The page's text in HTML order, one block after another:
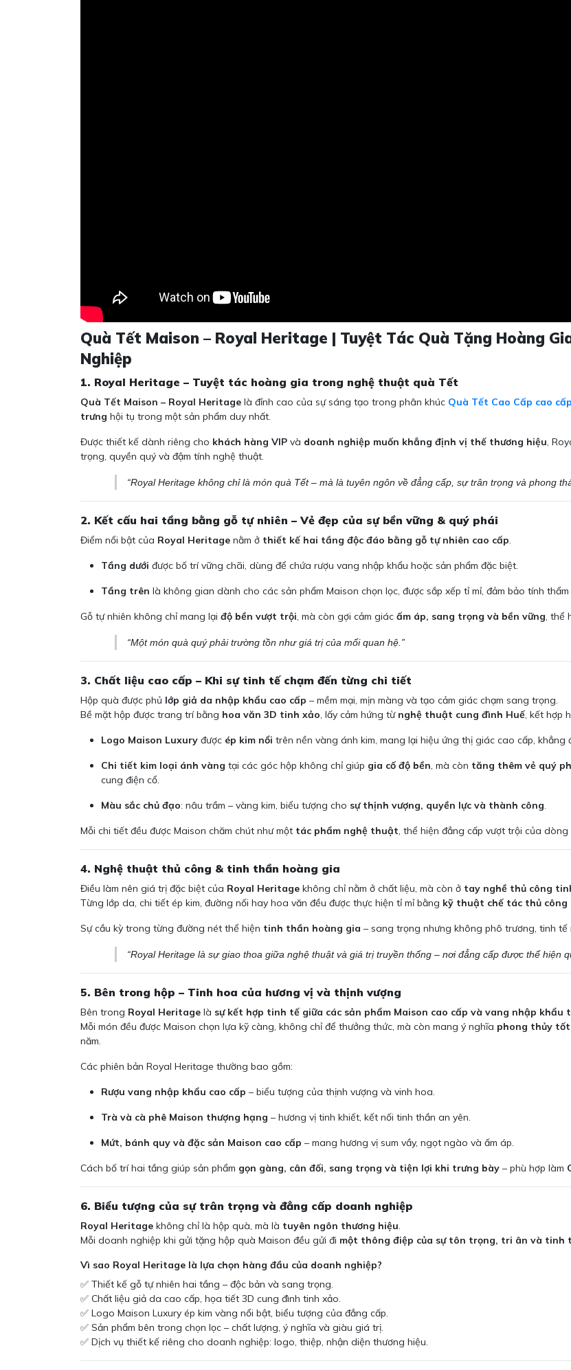
Quà Tết Maison – Royal Heritage | Tuyệt Tác Quà Tặng Hoàng
Nghiệp
1. Royal Heritage – Tuyệt tác hoàng gia trong nghệ thuật quà Tết
Quà Tết Maison – Royal Heritage là đỉnh cao của sự sáng tạo trong phân khúc Quà Tết Cao Cấp cao cấp
trưng hội tụ trong một sản phẩm duy nhất.
Được thiết kế dành riêng cho khách hàng VIP và doanh nghiệp muốn khẳng định vị thế thương hiệu,
trọng, quyền quý và đậm tính nghệ thuật.
“Royal Heritage không chỉ là món quà Tết – mà là tuyên ngôn về đẳng cấp, sự trân trọng và phong
2. Kết cấu hai tầng bằng gỗ tự nhiên – Vẻ đẹp của sự bền vững & quý phái
Điểm nổi bật của Royal Heritage nằm ở thiết kế hai tầng độc đáo bằng gỗ tự nhiên cao cấp.
Tầng dưới được bố trí vững chãi, dùng để chứa rượu vang nhập khẩu hoặc sản phẩm đặc biệt.
Tầng trên là không gian dành cho các sản phẩm Maison chọn lọc, được sắp xếp tỉ mỉ, đảm bảo tính
Gỗ tự nhiên không chỉ mang lại độ bền vượt trội, mà còn gợi cảm giác ấm áp, sang trọng và bền vững, thể
“Một món quà quý phải trường tồn như giá trị của mối quan hệ.”
3. Chất liệu cao cấp – Khi sự tinh tế chạm đến từng chi tiết
Hộp quà được phủ lớp giả da nhập khẩu cao cấp – mềm mại, mịn màng và tạo cảm giác chạm sang trọng.
Bề mặt hộp được trang trí bằng hoa văn 3D tinh xảo, lấy cảm hứng từ nghệ thuật cung đình Huế, kết hợp
Logo Maison Luxury được ép kim nổi trên nền vàng ánh kim, mang lại hiệu ứng thị giác cao cấp, khẳng
Chi tiết kim loại ánh vàng tại các góc hộp không chỉ giúp gia cố độ bền, mà còn tăng thêm vẻ quý
cung điện cổ.
Màu sắc chủ đạo: nâu trầm – vàng kim, biểu tượng cho sự thịnh vượng, quyền lực và thành công.
Mỗi chi tiết đều được Maison chăm chút như một tác phẩm nghệ thuật, thể hiện đẳng cấp vượt trội của dòng
4. Nghệ thuật thủ công & tinh thần hoàng gia
Điều làm nên giá trị đặc biệt của Royal Heritage không chỉ nằm ở chất liệu, mà còn ở tay nghề thủ công
Từng lớp da, chi tiết ép kim, đường nối hay hoa văn đều được thực hiện tỉ mỉ bằng kỹ thuật chế tác thủ công
Sự cầu kỳ trong từng đường nét thể hiện tinh thần hoàng gia – sang trọng nhưng không phô trương, tinh tế
“Royal Heritage là sự giao thoa giữa nghệ thuật và giá trị truyền thống – nơi đẳng cấp được thể hiện
5. Bên trong hộp – Tinh hoa của hương vị và thịnh vượng
Bên trong Royal Heritage là sự kết hợp tinh tế giữa các sản phẩm Maison cao cấp và vang nhập khẩu
Mỗi món đều được Maison chọn lựa kỹ càng, không chỉ để thưởng thức, mà còn mang ý nghĩa phong thủy
năm.
Các phiên bản Royal Heritage thường bao gồm:
Rượu vang nhập khẩu cao cấp – biểu tượng của thịnh vượng và vinh hoa.
Trà và cà phê Maison thượng hạng – hương vị tinh khiết, kết nối tinh thần an yên.
Mứt, bánh quy và đặc sản Maison cao cấp – mang hương vị sum vầy, ngọt ngào và ấm áp.
Cách bố trí hai tầng giúp sản phẩm gọn gàng, cân đối, sang trọng và tiện lợi khi trưng bày – phù hợp làm
6. Biểu tượng của sự trân trọng và đẳng cấp doanh nghiệp
Royal Heritage không chỉ là hộp quà, mà là tuyên ngôn thương hiệu.
Mỗi doanh nghiệp khi gửi tặng hộp quà Maison đều gửi đi một thông điệp của sự tôn trọng, tri ân và tinh
Vì sao Royal Heritage là lựa chọn hàng đầu của doanh nghiệp?
✅ Thiết kế gỗ tự nhiên hai tầng – độc bản và sang trọng.
✅ Chất liệu giả da cao cấp, họa tiết 3D cung đình tinh xảo.
✅ Logo Maison Luxury ép kim vàng nổi bật, biểu tượng của đẳng cấp.
✅ Sản phẩm bên trong chọn lọc – chất lượng, ý nghĩa và giàu giá trị.
✅ Dịch vụ thiết kế riêng cho doanh nghiệp: logo, thiệp, nhận diện thương hiệu.